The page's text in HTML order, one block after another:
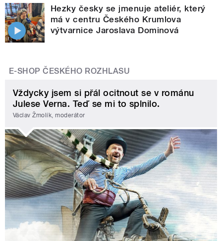
Hezky česky se jmenuje ateliér, který
má v centru Českého Krumlova
výtvarnice Jaroslava Dominová
E-SHOP ČESKÉHO ROZHLASU
Vždycky jsem si přál ocitnout se v románu
Julese Verna. Teď se mi to splnilo.
Václav Žmolík, moderátor